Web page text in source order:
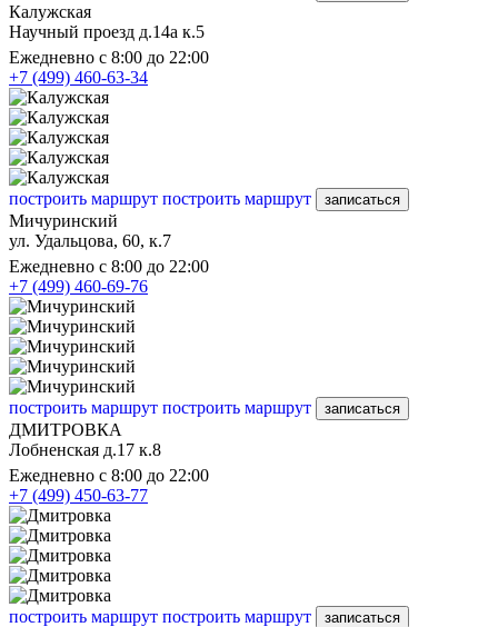
Калужская
Научный проезд д.14а к.5
Ежедневно с 8:00 до 22:00
+7 (499) 460-63-34
построить маршрут построить маршрут записаться
Мичуринский
ул. Удальцова, 60, к.7
Ежедневно с 8:00 до 22:00
+7 (499) 460-69-76
построить маршрут построить маршрут записаться
ДМИТРОВКА
Лобненская д.17 к.8
Ежедневно с 8:00 до 22:00
+7 (499) 450-63-77
построить маршрут построить маршрут записаться